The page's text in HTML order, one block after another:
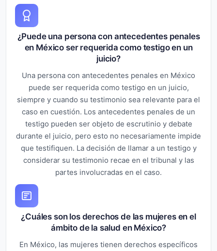
¿Puede una persona con antecedentes penales
en México ser requerida como testigo en un
juicio?
Una persona con antecedentes penales en México
puede ser requerida como testigo en un juicio,
siempre y cuando su testimonio sea relevante para el
caso en cuestión. Los antecedentes penales de un
testigo pueden ser objeto de escrutinio y debate
durante el juicio, pero esto no necesariamente impide
que testifiquen. La decisión de llamar a un testigo y
considerar su testimonio recae en el tribunal y las
partes involucradas en el caso.
¿Cuáles son los derechos de las mujeres en el
ámbito de la salud en México?
En México, las mujeres tienen derechos específicos